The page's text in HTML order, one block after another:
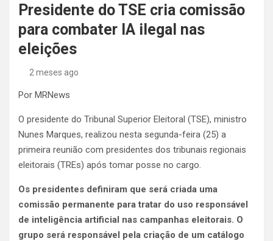
Presidente do TSE cria comissão
para combater IA ilegal nas
eleições
2 meses ago
Por MRNews
O presidente do Tribunal Superior Eleitoral (TSE), ministro
Nunes Marques, realizou nesta segunda-feira (25) a
primeira reunião com presidentes dos tribunais regionais
eleitorais (TREs) após tomar posse no cargo.
Os presidentes definiram que será criada uma
comissão permanente para tratar do uso responsável
de inteligência artificial nas campanhas eleitorais. O
grupo será responsável pela criação de um catálogo